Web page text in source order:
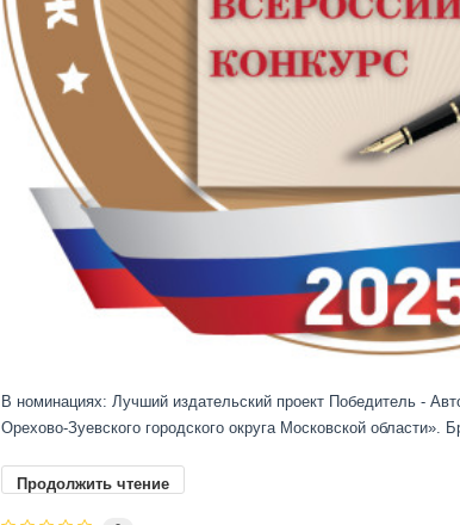
В номинациях: Лучший издательский проект Победитель -
Орехово-Зуевского городского округа Московской
Продолжить чтение